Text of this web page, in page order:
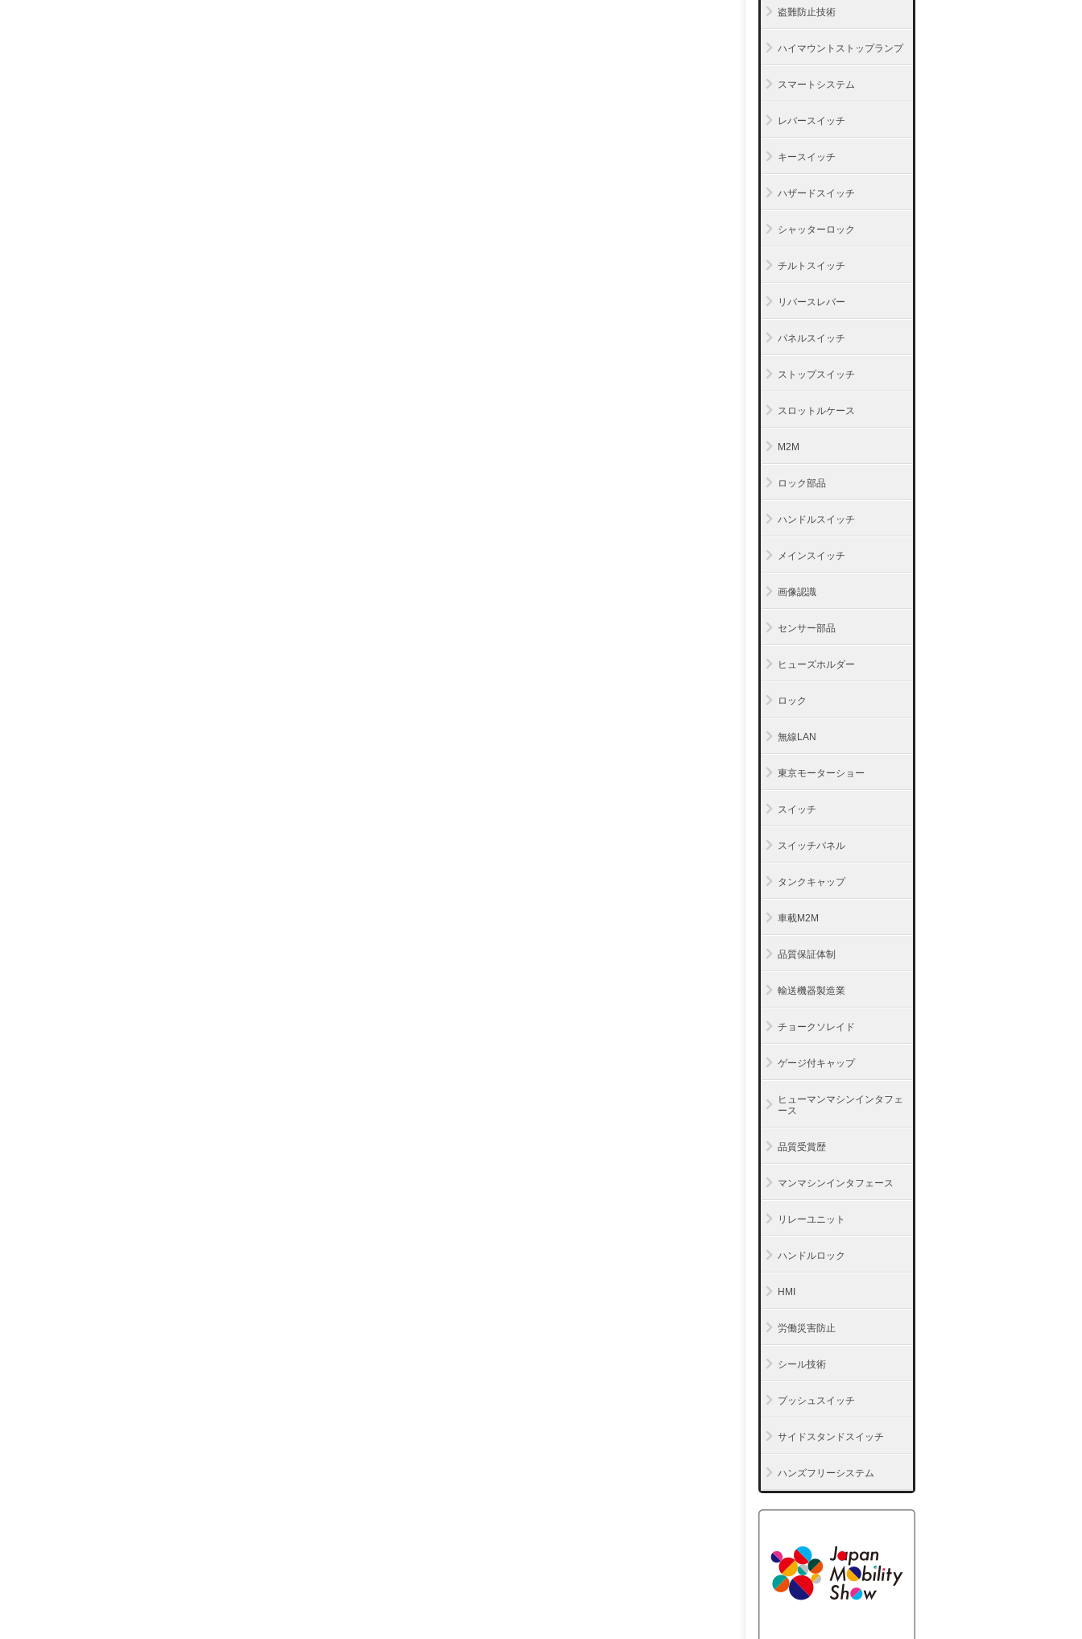
盗難防止技術
ハイマウントストップランプ
スマートシステム
レバースイッチ
キースイッチ
ハザードスイッチ
シャッターロック
チルトスイッチ
リバースレバー
パネルスイッチ
ストップスイッチ
スロットルケース
M2M
ロック部品
ハンドルスイッチ
メインスイッチ
画像認識
センサー部品
ヒューズホルダー
ロック
無線LAN
東京モーターショー
スイッチ
スイッチパネル
タンクキャップ
車載M2M
品質保証体制
輸送機器製造業
チョークソレイド
ゲージ付キャップ
ヒューマンマシンインタフェ
ース
品質受賞歴
マンマシンインタフェース
リレーユニット
ハンドルロック
HMI
労働災害防止
シール技術
プッシュスイッチ
サイドスタンドスイッチ
ハンズフリーシステム